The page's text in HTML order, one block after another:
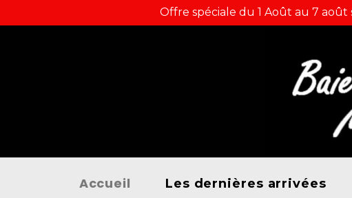
Offre spéciale du 1 Août au 7
Accueil Les dernières arrivées